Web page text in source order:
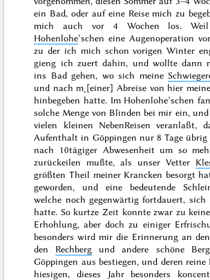
ein Bad, oder auf eine Reise mich zu
mich auch vor 4 Wochen los.
Hohenlohe’schen eine Augenoperation
zu der ich mich schonvorigen Winter
gieng ich zuert dahin, und wollte dann
ins Bad gehen, wo sich meine
und nach m˖[einer] Abreise von hier meine
hinbegeben hatte. Im Hohenlohe’schen
solche Menge von Blinden bei mir ein,
vielen kleinen NebenReisen veranlaßt,
Aufenthalt in Göppingen nur 8 Tage übrig
nach 10tägiger Abwesenheit um so
zurückeilen mußte, als unser Vetter
größten Theil meiner Krancken besorgt
geworden, und eine bedeutende
welche noch gegenwärtig fortdauert, sich
hatte. So kurtze Zeit konnte zwar zu
Erhohlung, aber doch zu einiger
besonders wird mir die Erinnerung an den
den Rechberg und andere schöne
Göppingen aus bestiegen, und deren
hiesigen, dieses Jahr besonders